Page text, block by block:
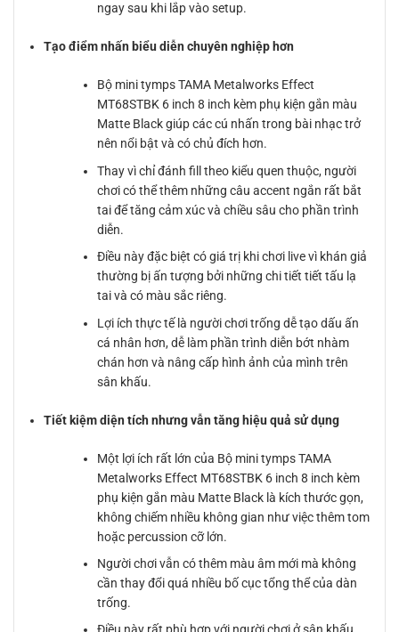
ngay sau khi lắp vào setup.
Tạo điểm nhấn biểu diễn chuyên nghiệp hơn
Bộ mini tymps TAMA Metalworks Effect
MT68STBK 6 inch 8 inch kèm phụ kiện gắn màu
Matte Black giúp các cú nhấn trong bài nhạc trở
nên nổi bật và có chủ đích hơn.
Thay vì chỉ đánh fill theo kiểu quen thuộc, người
chơi có thể thêm những câu accent ngắn rất bắt
tai để tăng cảm xúc và chiều sâu cho phần trình
diễn.
Điều này đặc biệt có giá trị khi chơi live vì khán giả
thường bị ấn tượng bởi những chi tiết tiết tấu lạ
tai và có màu sắc riêng.
Lợi ích thực tế là người chơi trống dễ tạo dấu ấn
cá nhân hơn, dễ làm phần trình diễn bớt nhàm
chán hơn và nâng cấp hình ảnh của mình trên
sân khấu.
Tiết kiệm diện tích nhưng vẫn tăng hiệu quả sử dụng
Một lợi ích rất lớn của Bộ mini tymps TAMA
Metalworks Effect MT68STBK 6 inch 8 inch kèm
phụ kiện gắn màu Matte Black là kích thước gọn,
không chiếm nhiều không gian như việc thêm tom
hoặc percussion cỡ lớn.
Người chơi vẫn có thêm màu âm mới mà không
cần thay đổi quá nhiều bố cục tổng thể của dàn
trống.